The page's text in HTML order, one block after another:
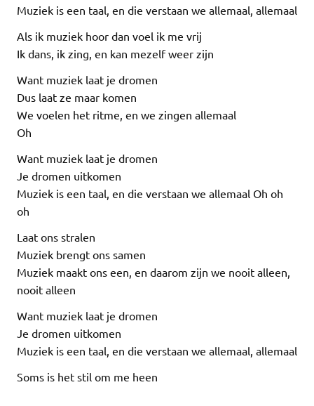
Muziek is een taal, en die verstaan we allemaal, allemaal
Als ik muziek hoor dan voel ik me vrij
Ik dans, ik zing, en kan mezelf weer zijn
Want muziek laat je dromen
Dus laat ze maar komen
We voelen het ritme, en we zingen allemaal
Oh
Want muziek laat je dromen
Je dromen uitkomen
Muziek is een taal, en die verstaan we allemaal Oh oh
oh
Laat ons stralen
Muziek brengt ons samen
Muziek maakt ons een, en daarom zijn we nooit alleen,
nooit alleen
Want muziek laat je dromen
Je dromen uitkomen
Muziek is een taal, en die verstaan we allemaal, allemaal
Soms is het stil om me heen